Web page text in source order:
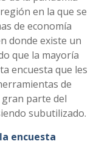
en la que se
de economía
donde existe un
que la mayoría
encuesta que les
de
parte del
subutilizado.
encuesta